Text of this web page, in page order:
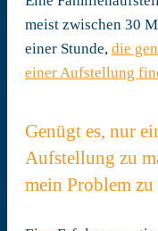
meist zwischen 30
einer Stunde, die
einer Aufstellung
Genügt es, nur
Aufstellung zu
mein Problem zu